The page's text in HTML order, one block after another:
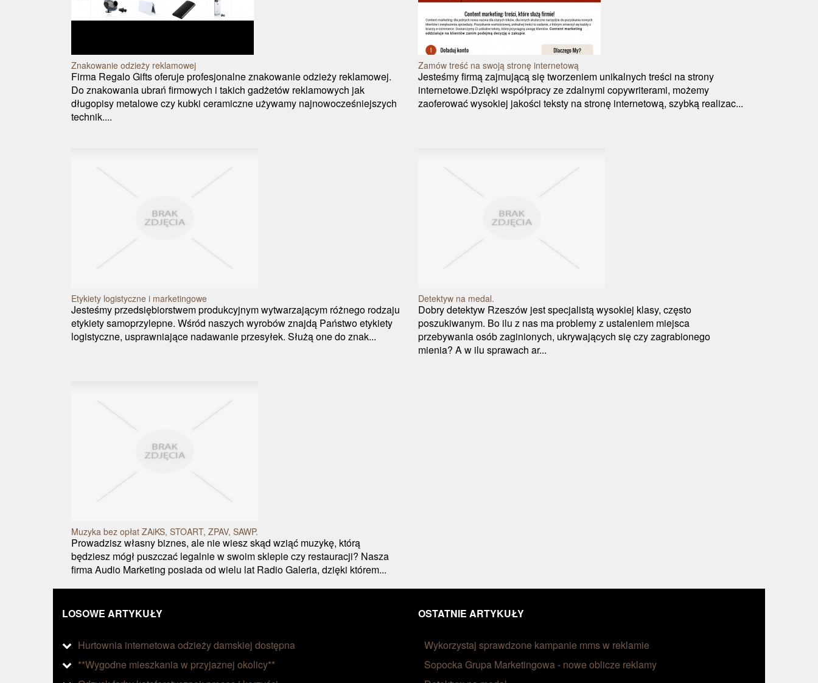
Znakowanie odzieży reklamowej
Firma Regalo Gifts oferuje profesjonalne znakowanie odzieży reklamowej.
Do znakowania ubrań firmowych i takich gadżetów reklamowych jak
długopisy metalowe czy kubki ceramiczne używamy najnowocześniejszych
technik....
Zamów treść na swoją stronę internetową
Jesteśmy firmą zajmującą się tworzeniem unikalnych treści na strony
internetowe.Dzięki współpracy ze zdalnymi copywriterami, możemy
zaoferować wysokiej jakości teksty na stronę internetową, szybką realizac...
Etykiety logistyczne i marketingowe
Jesteśmy przedsiębiorstwem produkcyjnym wytwarzającym różnego rodzaju
etykiety samoprzylepne. Wśród naszych wyrobów znajdą Państwo etykiety
logistyczne, usprawniające nadawanie przesyłek. Służą one do znak...
Detektyw na medal.
Dobry detektyw Rzeszów jest specjalistą wysokiej klasy, często
poszukiwanym. Bo ilu z nas ma problemy z ustaleniem miejsca
przebywania osób zaginionych, ukrywających się czy zagrabionego
mienia? A w ilu sprawach ar...
Muzyka bez opłat ZAiKS, STOART, ZPAV, SAWP.
Prowadzisz własny biznes, ale nie wiesz skąd wziąć muzykę, którą
będziesz mógł puszczać legalnie w swoim sklepie czy restauracji? Nasza
firma Audio Marketing posiada od wielu lat Radio Galeria, dzięki którem...
LOSOWE ARTYKUŁY
Hurtownia internetowa odzieży damskiej dostępna
**Wygodne mieszkania w przyjaznej okolicy**
OSTATNIE ARTYKUŁY
Wykorzystaj sprawdzone kampanie mms w reklamie
Sopocka Grupa Marketingowa - nowe oblicze reklamy